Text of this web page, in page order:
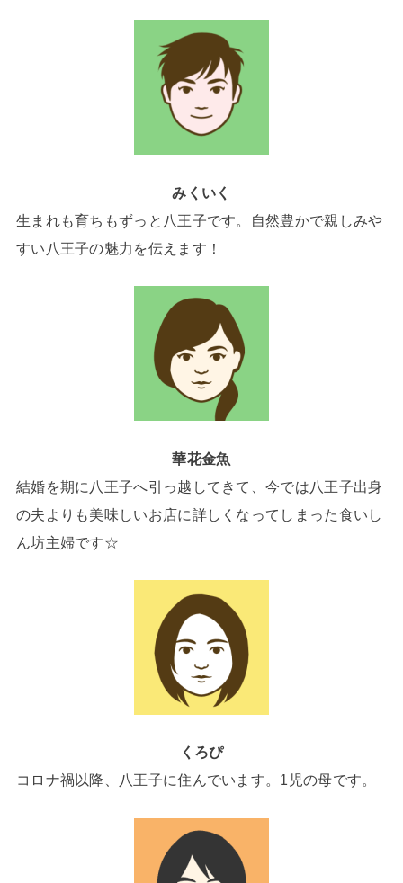
みくいく
生まれも育ちもずっと八王子です。自然豊かで親しみや
すい八王子の魅力を伝えます！
華花金魚
結婚を期に八王子へ引っ越してきて、今では八王子出身
の夫よりも美味しいお店に詳しくなってしまった食いし
ん坊主婦です☆
くろぴ
コロナ禍以降、八王子に住んでいます。1児の母です。